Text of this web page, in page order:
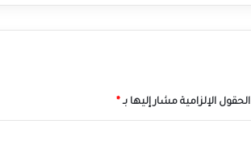
الحقول الإلزامية مشار إليها بـ *